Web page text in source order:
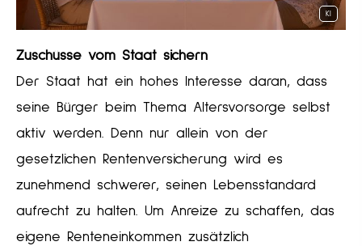
KI
Zuschüsse vom Staat sichern
Der Staat hat ein hohes Interesse daran, dass
seine Bürger beim Thema Alters­vorsorge selbst
aktiv werden. Denn nur allein von der
gesetzlichen Rentenversicherung wird es
zunehmend schwerer, seinen Lebensstandard
aufrecht zu halten. Um Anreize zu schaffen, das
eigene Renteneinkommen zusätzlich